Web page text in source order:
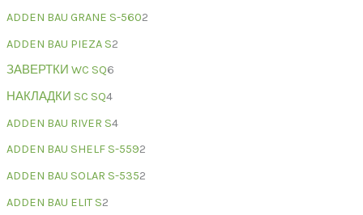
ADDEN BAU GRANE S-5602
ADDEN BAU PIEZA S2
ЗАВЕРТКИ WC SQ6
НАКЛАДКИ SC SQ4
ADDEN BAU RIVER S4
ADDEN BAU SHELF S-5592
ADDEN BAU SOLAR S-5352
ADDEN BAU ELIT S2